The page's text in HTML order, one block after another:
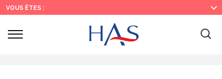
Search
Main
Menu
Main
Content
VOUS ÊTES :
Ouvrir